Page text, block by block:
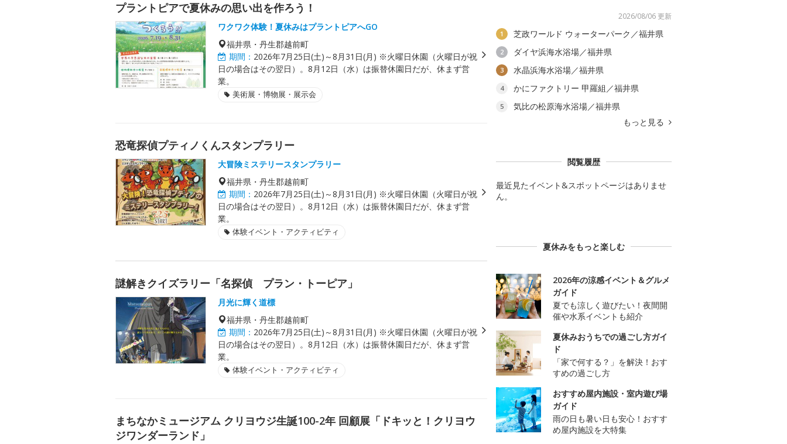
プラントピアで夏休みの思い出を作ろう！
ワクワク体験！夏休みはプラントピアへGO
福井県・丹生郡越前町
期間： 2026年7月25日(土)～8月31日(月) ※火曜日休園（火曜日が祝
日の場合はその翌日）。8月12日（水）は振替休園日だが、休まず営
業。
美術展・博物展・展示会
恐竜探偵プティノくんスタンプラリー
大冒険ミステリースタンプラリー
福井県・丹生郡越前町
期間： 2026年7月25日(土)～8月31日(月) ※火曜日休園（火曜日が祝
日の場合はその翌日）。8月12日（水）は振替休園日だが、休まず営
業。
体験イベント・アクティビティ
謎解きクイズラリー「名探偵 プラン・トーピア」
月光に輝く道標
福井県・丹生郡越前町
期間： 2026年7月25日(土)～8月31日(月) ※火曜日休園（火曜日が祝
日の場合はその翌日）。8月12日（水）は振替休園日だが、休まず営
業。
体験イベント・アクティビティ
まちなかミュージアム クリヨウジ生誕100-2年 回顧展「ドキッと！クリヨウ
ジワンダーランド」
2026/08/06 更新
1 芝政ワールド ウォーターパーク／福井県
2 ダイヤ浜海水浴場／福井県
3 水晶浜海水浴場／福井県
4 かにファクトリー 甲羅組／福井県
5
気比の松原海水浴場／福井県
もっと見る
閲覧履歴
最近見たイベント&スポットページはありませ
ん。
夏休みをもっと楽しむ
2026年の涼感イベント＆グルメ
ガイド
夏でも涼しく遊びたい！夜間開
催や水系イベントも紹介
夏休みおうちでの過ごし方ガイ
ド
「家で何する？」を解決！おす
すめの過ごし方
おすすめ屋内施設・室内遊び場
ガイド
雨の日も暑い日も安心！おすす
め屋内施設を大特集